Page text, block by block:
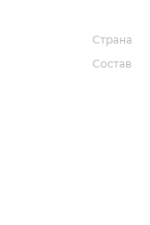
Страна
Состав